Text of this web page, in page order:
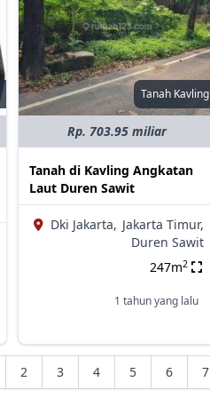
Tanah Kavling
Rp. 703.95 miliar
Tanah di Kavling Angkatan
Laut Duren Sawit
Dki Jakarta, Jakarta Timur,
Duren Sawit
247m2
1 tahun yang lalu
2 3 4 5 6 7